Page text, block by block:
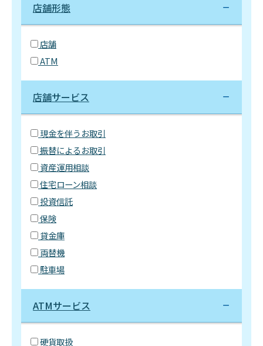
店舗形態
店舗
ATM
店舗サービス
現金を伴うお取引
振替によるお取引
資産運用相談
住宅ローン相談
投資信託
保険
貸金庫
両替機
駐車場
ATMサービス
硬貨取扱